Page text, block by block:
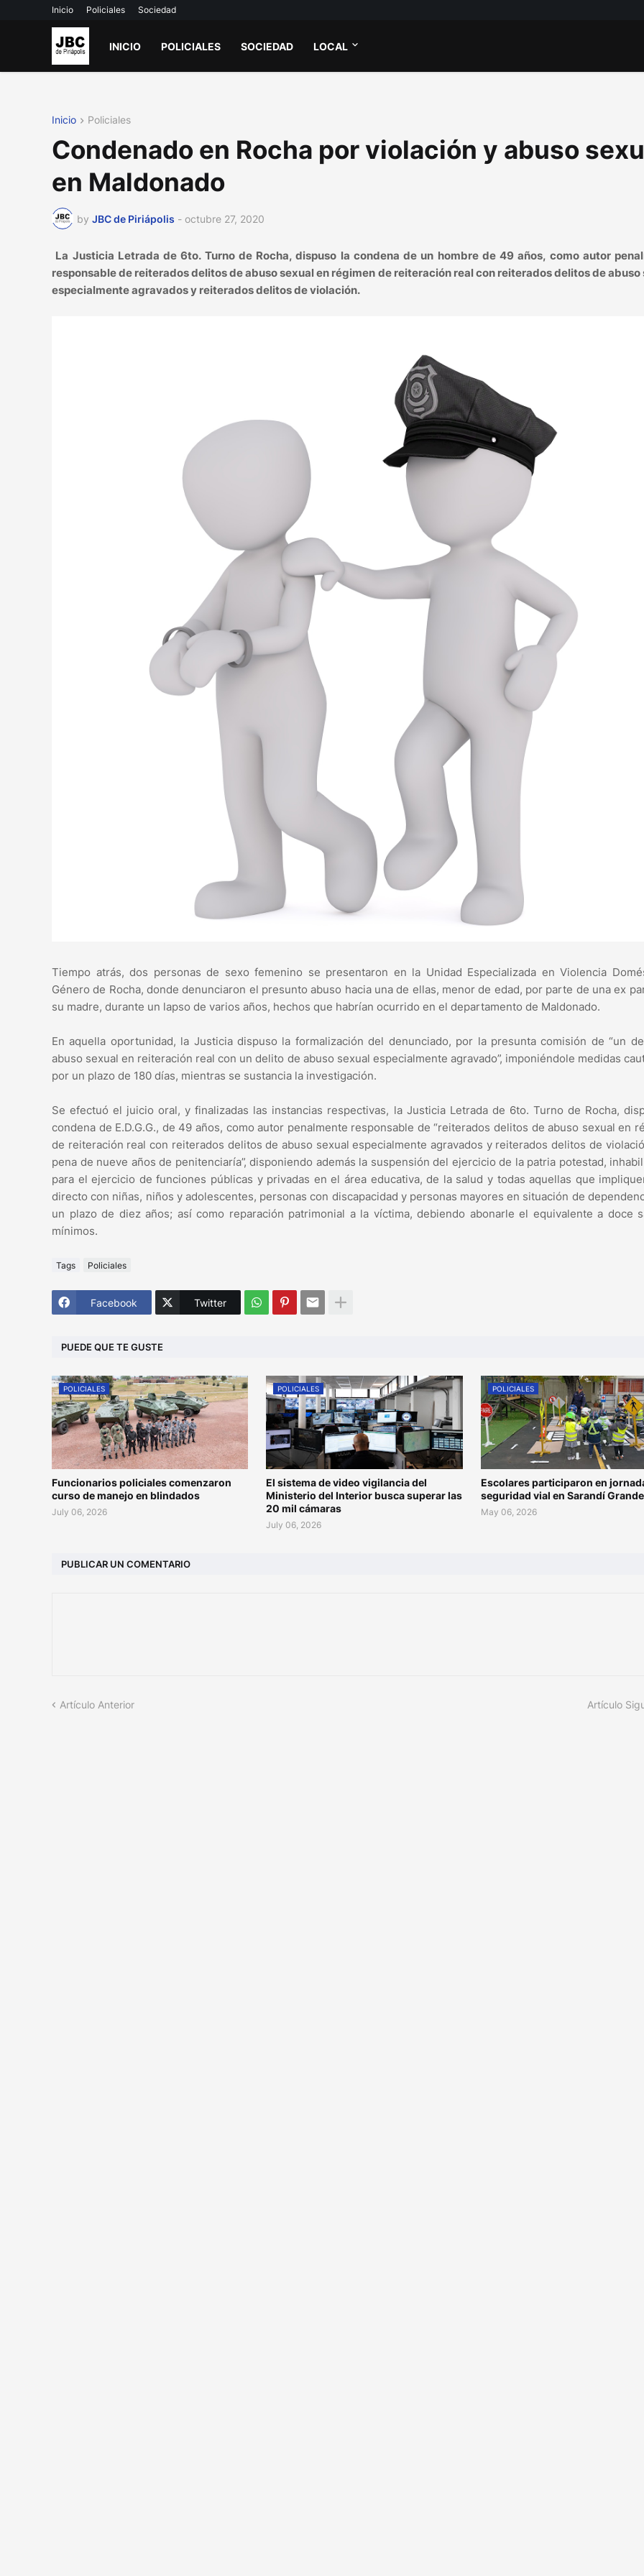
Inicio Policiales Sociedad
INICIO POLICIALES SOCIEDAD LOCAL
Inicio Policiales
Condenado en Rocha por violación y abuso
en Maldonado
by JBC de Piriápolis - octubre 27, 2020
La Justicia Letrada de 6to. Turno de Rocha, dispuso la condena de un hombre de 49 años, como autor
responsable de reiterados delitos de abuso sexual en régimen de reiteración real con reiterados delitos de abuso
especialmente agravados y reiterados delitos de violación.
Tiempo atrás, dos personas de sexo femenino se presentaron en la Unidad Especializada en Violencia
Género de Rocha, donde denunciaron el presunto abuso hacia una de ellas, menor de edad, por parte de una ex
su madre, durante un lapso de varios años, hechos que habrían ocurrido en el departamento de Maldonado.
En aquella oportunidad, la Justicia dispuso la formalización del denunciado, por la presunta comisión de “un
abuso sexual en reiteración real con un delito de abuso sexual especialmente agravado”, imponiéndole medidas
por un plazo de 180 días, mientras se sustancia la investigación.
Se efectuó el juicio oral, y finalizadas las instancias respectivas, la Justicia Letrada de 6to. Turno de Rocha,
condena de E.D.G.G., de 49 años, como autor penalmente responsable de “reiterados delitos de abuso sexual en
de reiteración real con reiterados delitos de abuso sexual especialmente agravados y reiterados delitos de
pena de nueve años de penitenciaría”, disponiendo además la suspensión del ejercicio de la patria potestad,
para el ejercicio de funciones públicas y privadas en el área educativa, de la salud y todas aquellas que
directo con niñas, niños y adolescentes, personas con discapacidad y personas mayores en situación de
un plazo de diez años; así como reparación patrimonial a la víctima, debiendo abonarle el equivalente a doce
mínimos.
Tags Policiales
Facebook Twitter
PUEDE QUE TE GUSTE
POLICIALES
Funcionarios policiales comenzaron
curso de manejo en blindados
July 06, 2026
POLICIALES
El sistema de video vigilancia del
Ministerio del Interior busca superar las
20 mil cámaras
July 06, 2026
POLICIALES
Escolares participaron en
seguridad vial en Sarandí Grande
May 06, 2026
PUBLICAR UN COMENTARIO
Artículo Anterior Artículo